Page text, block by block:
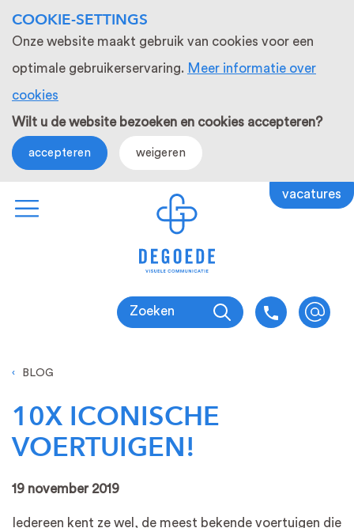
COOKIE-SETTINGS
Onze website maakt gebruik van cookies voor een
optimale gebruikerservaring. Meer informatie over
cookies
Wilt u de website bezoeken en cookies accepteren?
accepteren weigeren
vacatures
Zoeken
BLOG
10X ICONISCHE
VOERTUIGEN!
19 november 2019
Iedereen kent ze wel, de meest bekende voertuigen die